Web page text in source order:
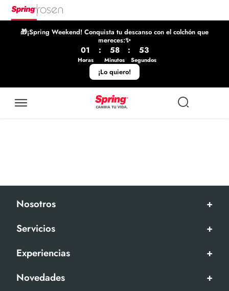
🎁¡Spring Weekend! Conquista tu descanso con el colchón que
mereces:✨
01
Horas
: 58
Minutos
: 53
Segundos
¡Lo quiero!
Nosotros
+
Servicios
+
Experiencias
+
Novedades
+